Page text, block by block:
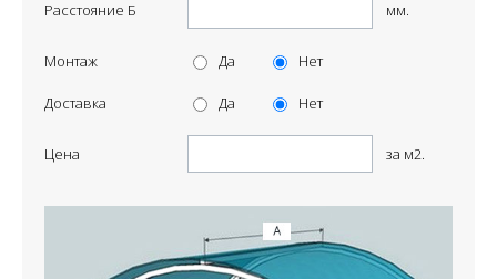
Расстояние Б мм.
Монтаж Да Нет
Доставка Да Нет
Цена за м2.